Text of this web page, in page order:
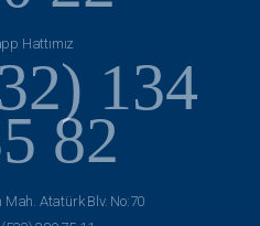
Hattımız
134
82
Mah. Atatürk Blv. No:70